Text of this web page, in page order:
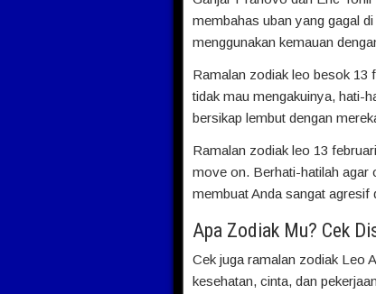
membahas uban yang gagal
menggunakan kemauan
Ramalan zodiak leo besok 13
tidak mau mengakuinya, hati-
bersikap lembut dengan
Ramalan zodiak leo 13
move on. Berhati-hatilah agar
membuat Anda sangat agresif
Apa Zodiak Mu? Cek
Cek juga ramalan zodiak Leo
kesehatan, cinta, dan